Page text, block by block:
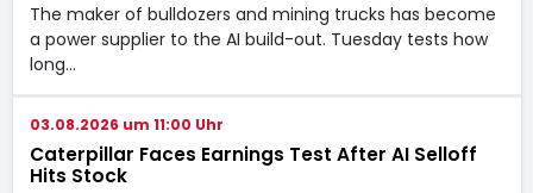
The maker of bulldozers and mining trucks has become
a power supplier to the AI build-out. Tuesday tests how
long…
03.08.2026 um 11:00 Uhr
Caterpillar Faces Earnings Test After AI Selloff
Hits Stock